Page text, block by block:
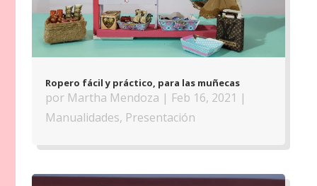
Ropero fácil y práctico, para las muñecas
por Martha Mendoza | Feb 16, 2021 |
Manualidades, Presentación